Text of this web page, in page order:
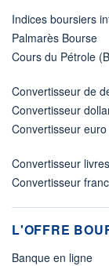
Indices boursiers
Palmarès Bourse
Cours du Pétrole
Convertisseur de
Convertisseur
Convertisseur
Convertisseur
Convertisseur
L'OFFRE
Banque en ligne